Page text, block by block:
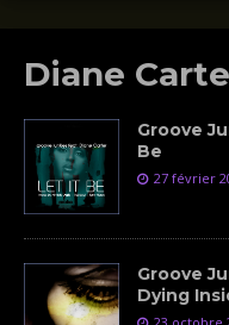
Diane
Groove
Be
27 février
Groove
Dying